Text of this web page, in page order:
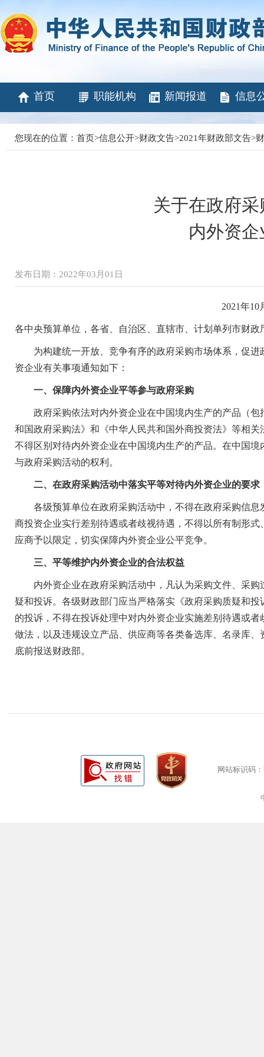
首页 职能机构 新闻报道 信息
您现在的位置： 首页>信息公开>财政文告>2021年财政部文告>
关于在政府
内外资
发布日期：2022年03月01日
2021年10
各中央预算单位，各省、自治区、直辖市、计划单列市财
为构建统一开放、竞争有序的政府采购市场体系，促进
资企业有关事项通知如下：
一、保障内外资企业平等参与政府采购
政府采购依法对内外资企业在中国境内生产的产品（包
和国政府采购法》和《中华人民共和国外商投资法》等相
不得区别对待内外资企业在中国境内生产的产品。在中国
与政府采购活动的权利。
二、在政府采购活动中落实平等对待内外资企业的要求
各级预算单位在政府采购活动中，不得在政府采购信息
商投资企业实行差别待遇或者歧视待遇，不得以所有制形
应商予以限定，切实保障内外资企业公平竞争。
三、平等维护内外资企业的合法权益
内外资企业在政府采购活动中，凡认为采购文件、采购
疑和投诉。各级财政部门应当严格落实《政府采购质疑和
的投诉，不得在投诉处理中对内外资企业实施差别待遇或
做法，以及违规设立产品、供应商等各类备选库、名录库
底前报送财政部。
网站标识码